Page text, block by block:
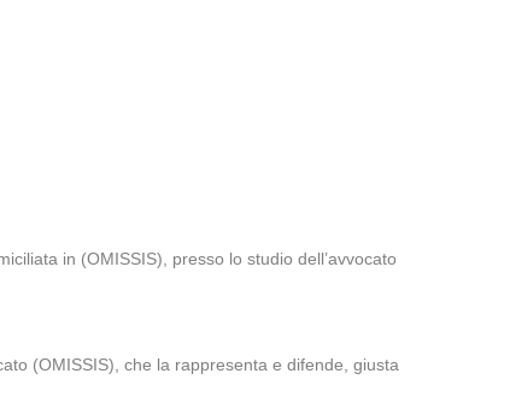
in (OMISSIS), presso lo studio dell’avvocato
(OMISSIS), che la rappresenta e difende, giusta